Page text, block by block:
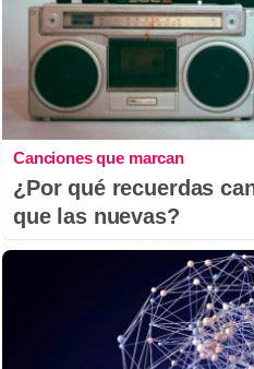
Canciones que marcan
¿Por qué recuerdas
que las nuevas?